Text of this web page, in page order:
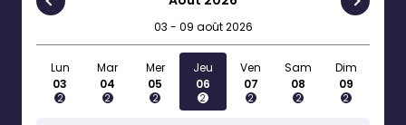
03 - 09 août 2026
Lun
03
2
Mar
04
2
Mer
05
2
Jeu
06
2
Ven
07
2
Sam
08
2
Dim
09
2